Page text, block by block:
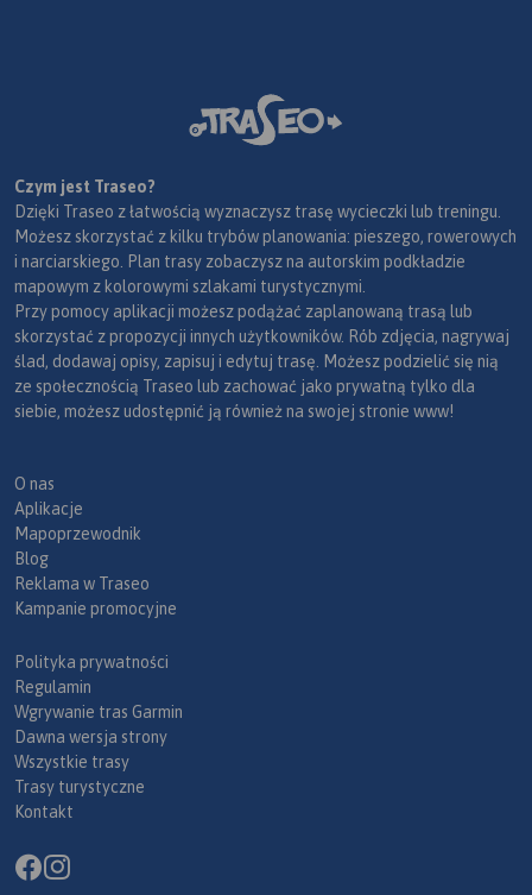
Czym jest Traseo?
Dzięki Traseo z łatwością wyznaczysz trasę wycieczki lub treningu.
Możesz skorzystać z kilku trybów planowania: pieszego, rowerowych
i narciarskiego. Plan trasy zobaczysz na autorskim podkładzie
mapowym z kolorowymi szlakami turystycznymi.
Przy pomocy aplikacji możesz podążać zaplanowaną trasą lub
skorzystać z propozycji innych użytkowników. Rób zdjęcia, nagrywaj
ślad, dodawaj opisy, zapisuj i edytuj trasę. Możesz podzielić się nią
ze społecznością Traseo lub zachować jako prywatną tylko dla
siebie, możesz udostępnić ją również na swojej stronie www!
O nas
Aplikacje
Mapoprzewodnik
Blog
Reklama w Traseo
Kampanie promocyjne
Polityka prywatności
Regulamin
Wgrywanie tras Garmin
Dawna wersja strony
Wszystkie trasy
Trasy turystyczne
Kontakt